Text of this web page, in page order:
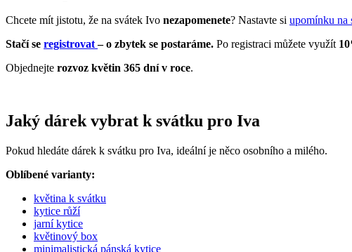
Chcete mít jistotu, že na svátek Ivo nezapomenete? Nastavte si upomínku na
Stačí se registrovat– o zbytek se postaráme. Po registraci můžete využít
Objednejte rozvoz květin 365 dní v roce.
Jaký dárek vybrat k svátku pro Iva
Pokud hledáte dárek k svátku pro Iva, ideální je něco osobního a milého.
Oblíbené varianty:
květina k svátku
kytice růží
jarní kytice
květinový box
minimalistická pánská kytice